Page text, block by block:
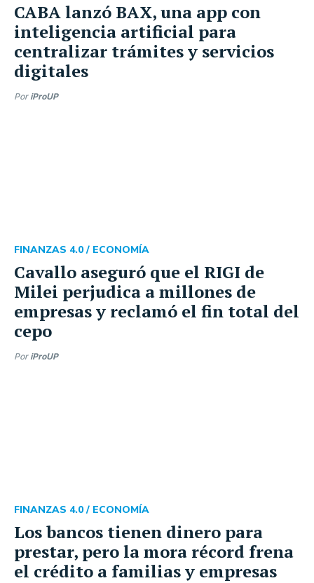
CABA lanzó BAX, una app con
inteligencia artificial para
centralizar trámites y servicios
digitales
Por iProUP
Cavallo aseguró que el RIGI de
Milei perjudica a millones de
empresas y reclamó el fin total del
cepo
FINANZAS 4.0 / ECONOMÍA
Por iProUP
Los bancos tienen dinero para
prestar, pero la mora récord frena
el crédito a familias y empresas
FINANZAS 4.0 / ECONOMÍA